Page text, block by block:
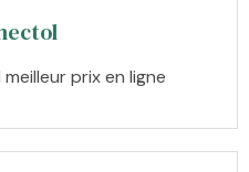
prix en ligne